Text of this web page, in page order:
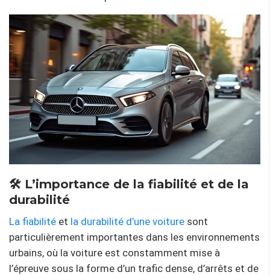
🛠 L’importance de la fiabilité et de la
durabilité
La fiabilité et la durabilité d’une voiture sont
particulièrement importantes dans les environnements
urbains, où la voiture est constamment mise à
l’épreuve sous la forme d’un trafic dense, d’arrêts et de